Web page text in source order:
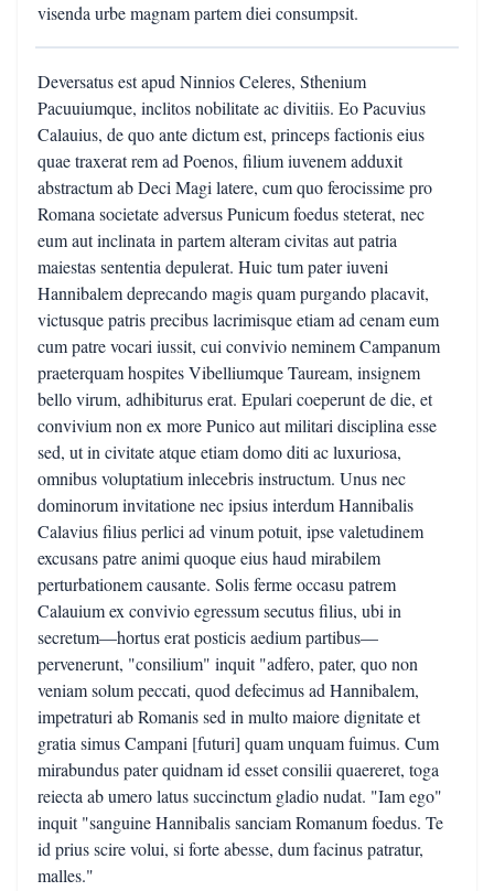
visenda urbe magnam partem diei consumpsit.
Deversatus est apud Ninnios Celeres, Sthenium
Pacuuiumque, inclitos nobilitate ac divitiis. Eo Pacuvius
Calauius, de quo ante dictum est, princeps factionis eius
quae traxerat rem ad Poenos, filium iuvenem adduxit
abstractum ab Deci Magi latere, cum quo ferocissime pro
Romana societate adversus Punicum foedus steterat, nec
eum aut inclinata in partem alteram civitas aut patria
maiestas sententia depulerat. Huic tum pater iuveni
Hannibalem deprecando magis quam purgando placavit,
victusque patris precibus lacrimisque etiam ad cenam eum
cum patre vocari iussit, cui convivio neminem Campanum
praeterquam hospites Vibelliumque Tauream, insignem
bello virum, adhibiturus erat. Epulari coeperunt de die, et
convivium non ex more Punico aut militari disciplina esse
sed, ut in civitate atque etiam domo diti ac luxuriosa,
omnibus voluptatium inlecebris instructum. Unus nec
dominorum invitatione nec ipsius interdum Hannibalis
Calavius filius perlici ad vinum potuit, ipse valetudinem
excusans patre animi quoque eius haud mirabilem
perturbationem causante. Solis ferme occasu patrem
Calauium ex convivio egressum secutus filius, ubi in
secretum—hortus erat posticis aedium partibus—
pervenerunt, "consilium" inquit "adfero, pater, quo non
veniam solum peccati, quod defecimus ad Hannibalem,
impetraturi ab Romanis sed in multo maiore dignitate et
gratia simus Campani [futuri] quam unquam fuimus. Cum
mirabundus pater quidnam id esset consilii quaereret, toga
reiecta ab umero latus succinctum gladio nudat. "Iam ego"
inquit "sanguine Hannibalis sanciam Romanum foedus. Te
id prius scire volui, si forte abesse, dum facinus patratur,
malles."